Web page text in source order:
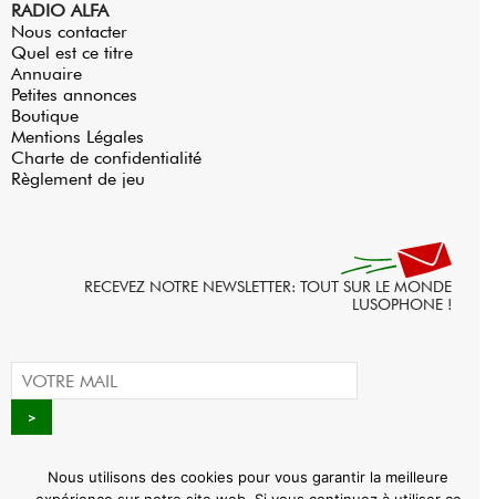
RADIO ALFA
Nous contacter
Quel est ce titre
Annuaire
Petites annonces
Boutique
Mentions Légales
Charte de confidentialité
Règlement de jeu
RECEVEZ NOTRE NEWSLETTER: TOUT SUR LE MONDE
LUSOPHONE !
Nous utilisons des cookies pour vous garantir la meilleure